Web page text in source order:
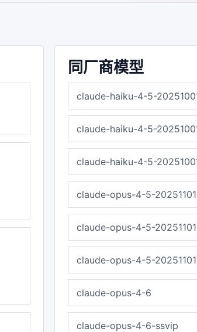
同厂商模型
claude-haiku-4-5-
claude-haiku-4-5-
claude-haiku-4-5-
claude-opus-4-5-20251101
claude-opus-4-5-
claude-opus-4-5-
claude-opus-4-6
claude-opus-4-6-ssvip